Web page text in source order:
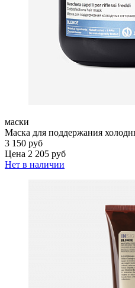
маски
Маска для поддержания
3 150 руб
Цена 2 205 руб
Нет в наличии